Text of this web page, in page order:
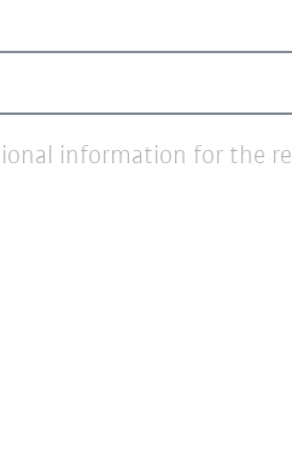
information for the